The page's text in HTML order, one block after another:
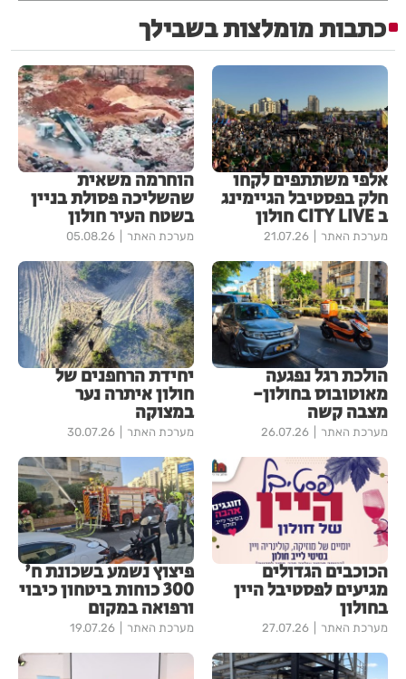
כתבות מומלצות בשבילך
אלפי משתתפים לקחו
חלק בפסטיבל הגיימינג
ב CITY LIVE חולון
מערכת האתר 21.07.26
הוחרמה משאית
שהשליכה פסולת בניין
בשטח העיר חולון
מערכת האתר 05.08.26
הולכת רגל נפגעה
מאוטובוס בחולון-
מצבה קשה
מערכת האתר 26.07.26
יחידת הרחפנים של
חולון איתרה נער
במצוקה
מערכת האתר 30.07.26
הכוכבים הגדולים
מגיעים לפסטיבל היין
בחולון
מערכת האתר 27.07.26
פיצוץ נשמע בשכונת ח'
300 כוחות ביטחון כיבוי
ורפואה במקום
מערכת האתר 19.07.26